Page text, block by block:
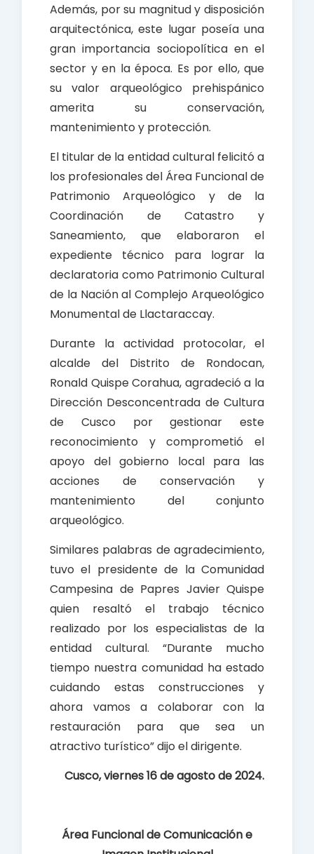
Además, por su magnitud y disposición
arquitectónica, este lugar poseía una
gran importancia sociopolítica en el
sector y en la época. Es por ello, que
su valor arqueológico prehispánico
amerita su conservación,
mantenimiento y protección.
El titular de la entidad cultural felicitó a
los profesionales del Área Funcional de
Patrimonio Arqueológico y de la
Coordinación de Catastro y
Saneamiento, que elaboraron el
expediente técnico para lograr la
declaratoria como Patrimonio Cultural
de la Nación al Complejo Arqueológico
Monumental de Llactaraccay.
Durante la actividad protocolar, el
alcalde del Distrito de Rondocan,
Ronald Quispe Corahua, agradeció a la
Dirección Desconcentrada de Cultura
de Cusco por gestionar este
reconocimiento y comprometió el
apoyo del gobierno local para las
acciones de conservación y
mantenimiento del conjunto
arqueológico.
Similares palabras de agradecimiento,
tuvo el presidente de la Comunidad
Campesina de Papres Javier Quispe
quien resaltó el trabajo técnico
realizado por los especialistas de la
entidad cultural. “Durante mucho
tiempo nuestra comunidad ha estado
cuidando estas construcciones y
ahora vamos a colaborar con la
restauración para que sea un
atractivo turístico” dijo el dirigente.
Cusco, viernes 16 de agosto de 2024.
Área Funcional de Comunicación e